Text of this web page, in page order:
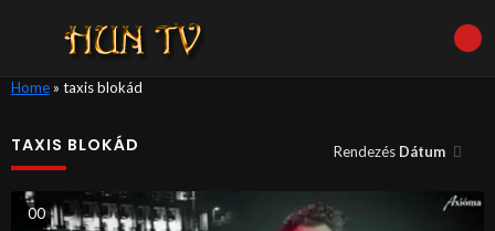
Home» taxis blokád
TAXIS BLOKÁD Rendezés Dátum
00